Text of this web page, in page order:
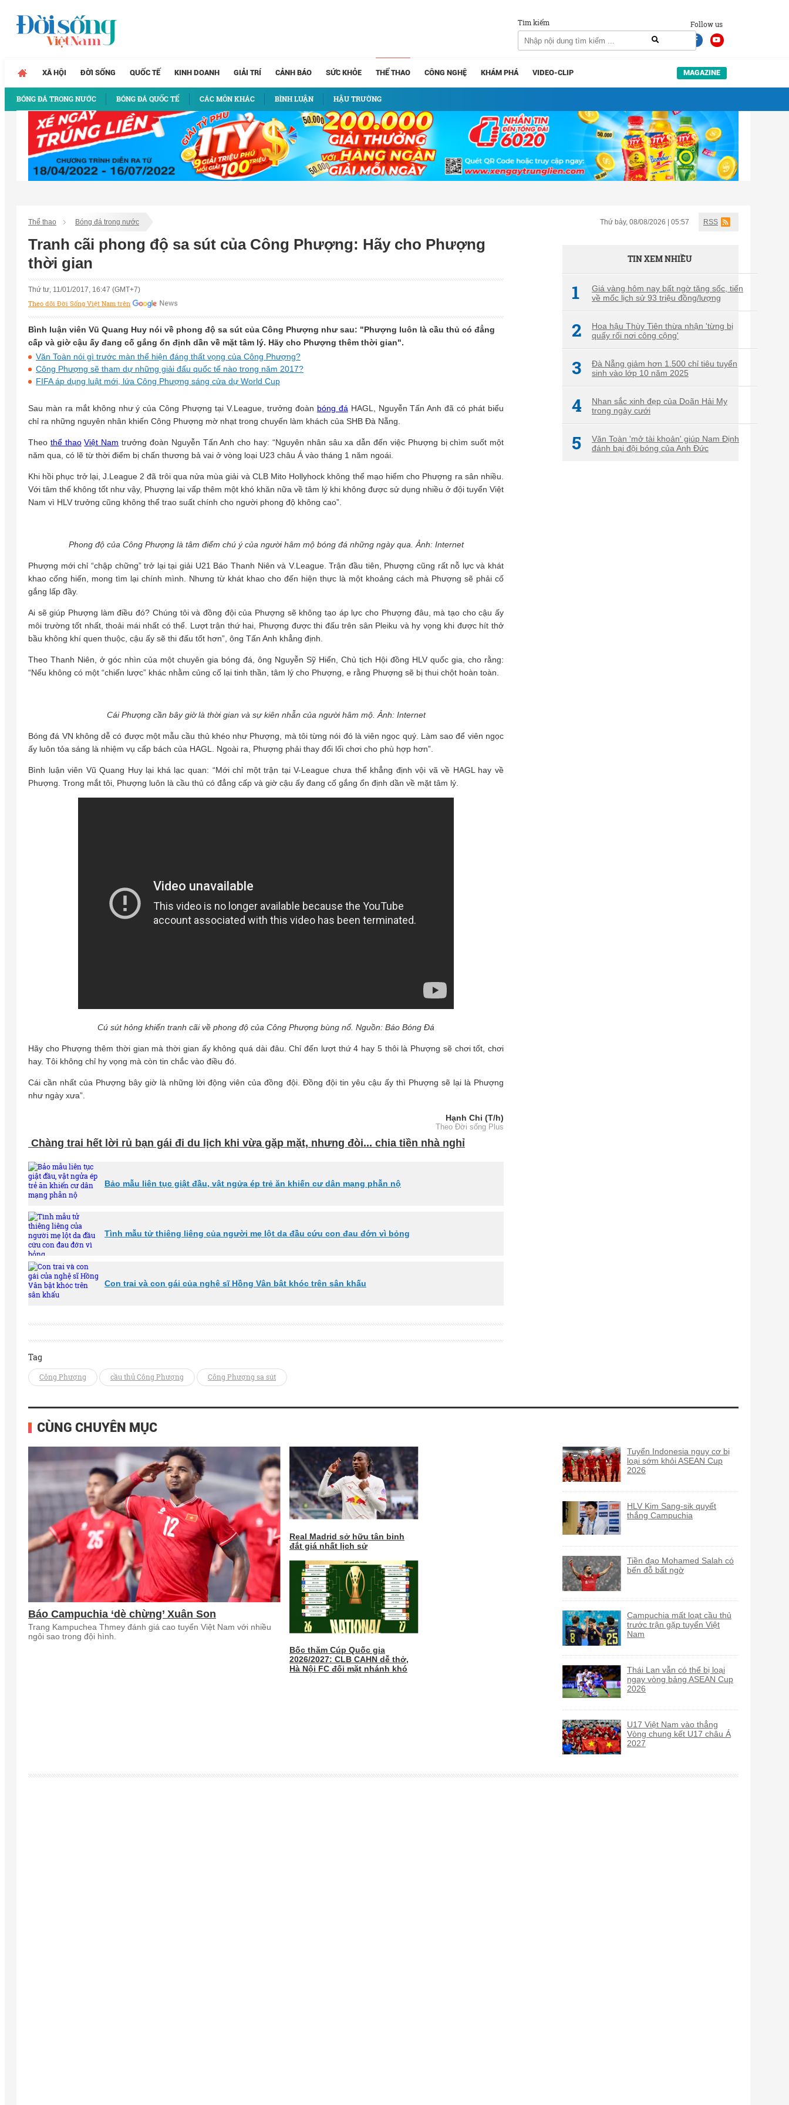
Follow us
Tìm kiếm
XÃ HỘI ĐỜI SỐNG QUỐC TẾ KINH DOANH GIẢI TRÍ CẢNH BÁO SỨC KHỎE THỂ THAO
BÓNG ĐÁ TRONG NƯỚC BÓNG ĐÁ QUỐC TẾ CÁC MÔN KHÁC BÌNH LUẬN HẬU TRƯỜNG
CÔNG NGHỆ KHÁM PHÁ VIDEO-CLIP MAGAZINE
Thể thao Bóng đá trong nước Thứ bảy, 08/08/2026 | 05:57 RSS
Tranh cãi phong độ sa sút của Công Phượng: Hãy cho Phượng
thời gian
Thứ tư, 11/01/2017, 16:47 (GMT+7)
Theo dõi Đời Sống Việt Nam trên
Bình luận viên Vũ Quang Huy nói về phong độ sa sút của Công Phượng như sau: "Phượng luôn là cầu thủ có đẳng
cấp và giờ cậu ấy đang cố gắng ổn định dần về mặt tâm lý. Hãy cho Phượng thêm thời gian".
Văn Toàn nói gì trước màn thể hiện đáng thất vọng của Công Phượng?
Công Phượng sẽ tham dự những giải đấu quốc tế nào trong năm 2017?
FIFA áp dụng luật mới, lứa Công Phượng sáng cửa dự World Cup
Sau màn ra mắt không như ý của Công Phượng tại V.League, trưởng đoàn bóng đáHAGL, Nguyễn Tấn Anh đã có phát biểu
chỉ ra những nguyên nhân khiến Công Phượng mờ nhạt trong chuyến làm khách của SHB Đà Nẵng.
Theo thể thao Việt Nam trưởng đoàn Nguyễn Tấn Anh cho hay: “Nguyên nhân sâu xa dẫn đến việc Phượng bị chìm suốt một
năm qua, có lẽ từ thời điểm bị chấn thương bả vai ở vòng loại U23 châu Á vào tháng 1 năm ngoái.
Khi hồi phục trở lại, J.League 2 đã trôi qua nửa mùa giải và CLB Mito Hollyhock không thể mạo hiểm cho Phượng ra sân nhiều.
Với tâm thế không tốt như vậy, Phượng lại vấp thêm một khó khăn nữa về tâm lý khi không được sử dụng nhiều ở đội tuyển Việt
Nam vì HLV trưởng cũng không thể trao suất chính cho người phong độ không cao”.
Phong độ của Công Phượng là tâm điểm chú ý của người hâm mộ bóng đá những ngày qua. Ảnh: Internet
Phượng mới chỉ “chập chững” trở lại tại giải U21 Báo Thanh Niên và V.League. Trận đầu tiên, Phượng cũng rất nỗ lực và khát
khao cống hiến, mong tìm lại chính mình. Nhưng từ khát khao cho đến hiện thực là một khoảng cách mà Phượng sẽ phải cố
gắng lấp đầy.
Ai sẽ giúp Phượng làm điều đó? Chúng tôi và đồng đội của Phượng sẽ không tạo áp lực cho Phượng đâu, mà tạo cho cậu ấy
môi trường tốt nhất, thoải mái nhất có thể. Lượt trận thứ hai, Phượng được thi đấu trên sân Pleiku và hy vọng khi được hít thở
bầu không khí quen thuộc, cậu ấy sẽ thi đấu tốt hơn”, ông Tấn Anh khẳng định.
Theo Thanh Niên, ở góc nhìn của một chuyên gia bóng đá, ông Nguyễn Sỹ Hiển, Chủ tịch Hội đồng HLV quốc gia, cho rằng:
“Nếu không có một “chiến lược” khác nhằm củng cố lại tinh thần, tâm lý cho Phượng, e rằng Phượng sẽ bị thui chột hoàn toàn.
Cái Phượng cần bây giờ là thời gian và sự kiên nhẫn của người hâm mộ. Ảnh: Internet
Bóng đá VN không dễ có được một mẫu cầu thủ khéo như Phượng, mà tôi từng nói đó là viên ngọc quý. Làm sao để viên ngọc
ấy luôn tỏa sáng là nhiệm vụ cấp bách của HAGL. Ngoài ra, Phượng phải thay đổi lối chơi cho phù hợp hơn”.
Bình luận viên Vũ Quang Huy lại khá lạc quan: “Mới chỉ một trận tại V-League chưa thể khẳng định vội vã về HAGL hay về
Phượng. Trong mắt tôi, Phượng luôn là cầu thủ có đẳng cấp và giờ cậu ấy đang cố gắng ổn định dần về mặt tâm lý.
Cú sút hỏng khiến tranh cãi về phong độ của Công Phượng bùng nổ. Nguồn: Báo Bóng Đá
Hãy cho Phượng thêm thời gian mà thời gian ấy không quá dài đâu. Chỉ đến lượt thứ 4 hay 5 thôi là Phượng sẽ chơi tốt, chơi
hay. Tôi không chỉ hy vọng mà còn tin chắc vào điều đó.
Cái cần nhất của Phượng bây giờ là những lời động viên của đồng đội. Đồng đội tin yêu cậu ấy thì Phượng sẽ lại là Phượng
như ngày xưa”.
Hạnh Chi (T/h)
Theo Đời sống Plus
Chàng trai hết lời rủ bạn gái đi du lịch khi vừa gặp mặt, nhưng đòi... chia tiền nhà nghỉ
Bảo mẫu liên tục giật đầu, vật ngửa ép trẻ ăn khiến cư dân mạng phẫn nộ
Tình mẫu tử thiêng liêng của người mẹ lột da đầu cứu con đau đớn vì bỏng
Con trai và con gái của nghệ sĩ Hồng Vân bật khóc trên sân khấu
Tag
Công Phượng cầu thủ Công Phượng Công Phượng sa sút
TIN XEM NHIỀU
1
Giá vàng hôm nay bất ngờ tăng sốc, tiến
về mốc lịch sử 93 triệu đồng/lượng
2
Hoa hậu Thùy Tiên thừa nhận 'từng bị
quấy rối nơi công cộng'
3
Đà Nẵng giảm hơn 1.500 chỉ tiêu tuyển
sinh vào lớp 10 năm 2025
4
Nhan sắc xinh đẹp của Doãn Hải My
trong ngày cưới
5
Văn Toàn 'mở tài khoản' giúp Nam Định
đánh bại đội bóng của Anh Đức
CÙNG CHUYÊN MỤC
Báo Campuchia ‘dè chừng’ Xuân Son
Trang Kampuchea Thmey đánh giá cao tuyển Việt Nam với nhiều
ngôi sao trong đội hình.
Real Madrid sở hữu tân binh
đắt giá nhất lịch sử
Bốc thăm Cúp Quốc gia
2026/2027: CLB CAHN dễ thở,
Hà Nội FC đối mặt nhánh khó
Tuyển Indonesia nguy cơ bị
loại sớm khỏi ASEAN Cup
2026
HLV Kim Sang-sik quyết
thắng Campuchia
Tiền đạo Mohamed Salah có
bến đỗ bất ngờ
Campuchia mất loạt cầu thủ
trước trận gặp tuyển Việt
Nam
Thái Lan vẫn có thể bị loại
ngay vòng bảng ASEAN Cup
2026
U17 Việt Nam vào thẳng
Vòng chung kết U17 châu Á
2027